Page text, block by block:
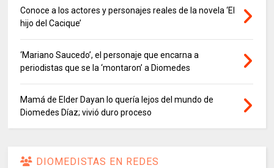
Conoce a los actores y personajes reales de la novela ‘El
hijo del Cacique’
‘Mariano Saucedo’, el personaje que encarna a
periodistas que se la ‘montaron’ a Diomedes
Mamá de Elder Dayan lo quería lejos del mundo de
Diomedes Díaz; vivió duro proceso
DIOMEDISTAS EN REDES